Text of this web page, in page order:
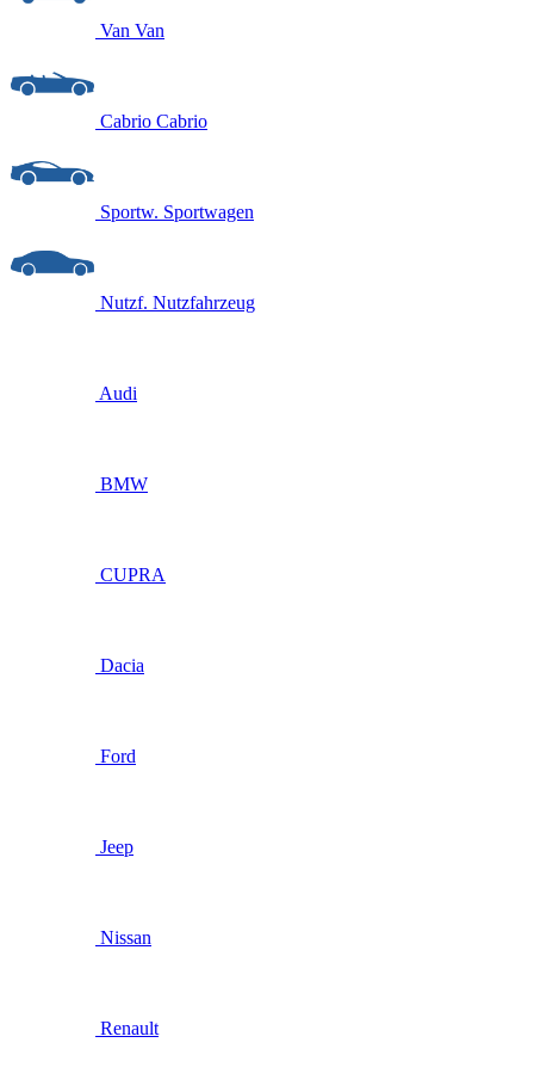
Van Van
Cabrio Cabrio
Sportw. Sportwagen
Nutzf. Nutzfahrzeug
Audi
BMW
CUPRA
Dacia
Ford
Jeep
Nissan
Renault